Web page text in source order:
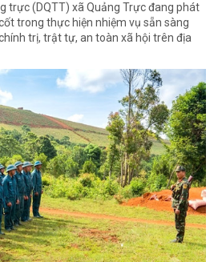
trực (DQTT) xã Quảng Trực đang phát
trong thực hiện nhiệm vụ sẵn sàng
trị, trật tự, an toàn xã hội trên địa